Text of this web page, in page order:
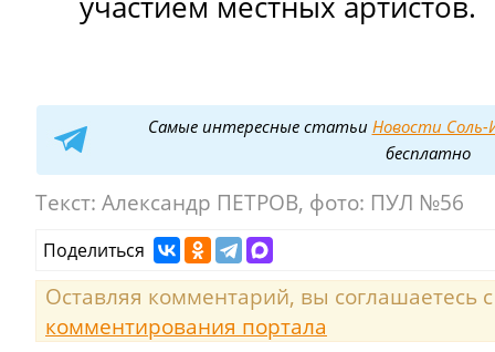
Самые интересные статьи Новости Соль-
бесплатно
Текст: Александр ПЕТРОВ, фото: ПУЛ №56
Поделиться
Оставляя комментарий, вы соглашаетесь
комментирования портала